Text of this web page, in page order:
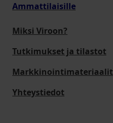
Ammattilaisille
Miksi Viroon?
Tutkimukset ja tilastot
Markkinointimateriaalit
Yhteystiedot